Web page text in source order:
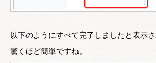
以下のようにすべて完了しましたと表示さ
驚くほど簡単ですね。